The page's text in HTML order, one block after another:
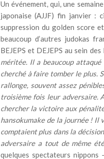
Un événement, qui, une
japonaise (AJJF) fin janvier :
suppression du golden score
beaucoup d’autres judokas
BEJEPS et DEJEPS au sein
méritée. Il a beaucoup
cherché à faire tomber le plus.
rallonge, souvent assez
troisième fois leur adversaire.
chercher la victoire aux
hansokumake de la journée ! Il
comptaient plus dans la
adversaire a tout de même
quelques spectateurs